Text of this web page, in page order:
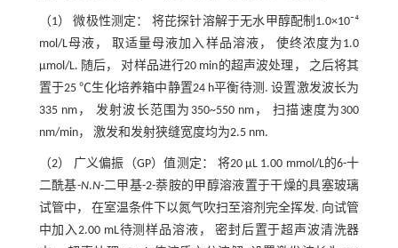
（1） 微极性测定： 将芘探针溶解于无水甲醇配制1.0×10⁻⁴
mol/L母液， 取适量母液加入样品溶液， 使终浓度为1.0
μmol/L. 随后， 对样品进行20 min的超声波处理， 之后将其
置于25 ℃生化培养箱中静置24 h平衡待测. 设置激发波长为
335 nm， 发射波长范围为350~550 nm， 扫描速度为300
nm/min， 激发和发射狭缝宽度均为2.5 nm.
（2） 广义偏振（GP）值测定： 将20 μL 1.00 mmol/L的6-十
二酰基-N.N-二甲基-2-萘胺的甲醇溶液置于干燥的具塞玻璃
试管中， 在室温条件下以氮气吹扫至溶剂完全挥发. 向试管
中加入2.00 mL待测样品溶液， 密封后置于超声波清洗器